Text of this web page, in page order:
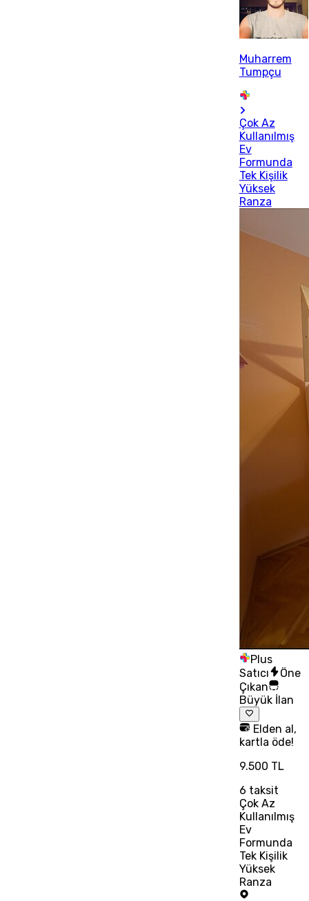
Muharrem
Tumpçu
Çok Az
Kullanılmış
Ev
Formunda
Tek Kişilik
Yüksek
Ranza
Plus
Satıcı
Öne
Çıkan
Büyük İlan
Elden al,
kartla öde!
9.500 TL
6 taksit
Çok Az
Kullanılmış
Ev
Formunda
Tek Kişilik
Yüksek
Ranza